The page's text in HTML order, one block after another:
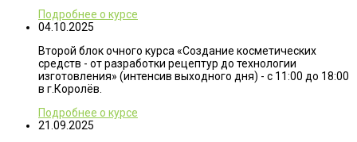
Подробнее о курсе
04.10.2025
Второй блок очного курса «Создание косметических
средств - от разработки рецептур до технологии
изготовления» (интенсив выходного дня) - с 11:00 до 18:00
в г.Королёв.
Подробнее о курсе
21.09.2025